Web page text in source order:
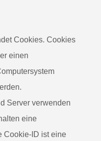
Cookies. Cookies
einen
Server verwenden
eine
Cookie-ID ist eine